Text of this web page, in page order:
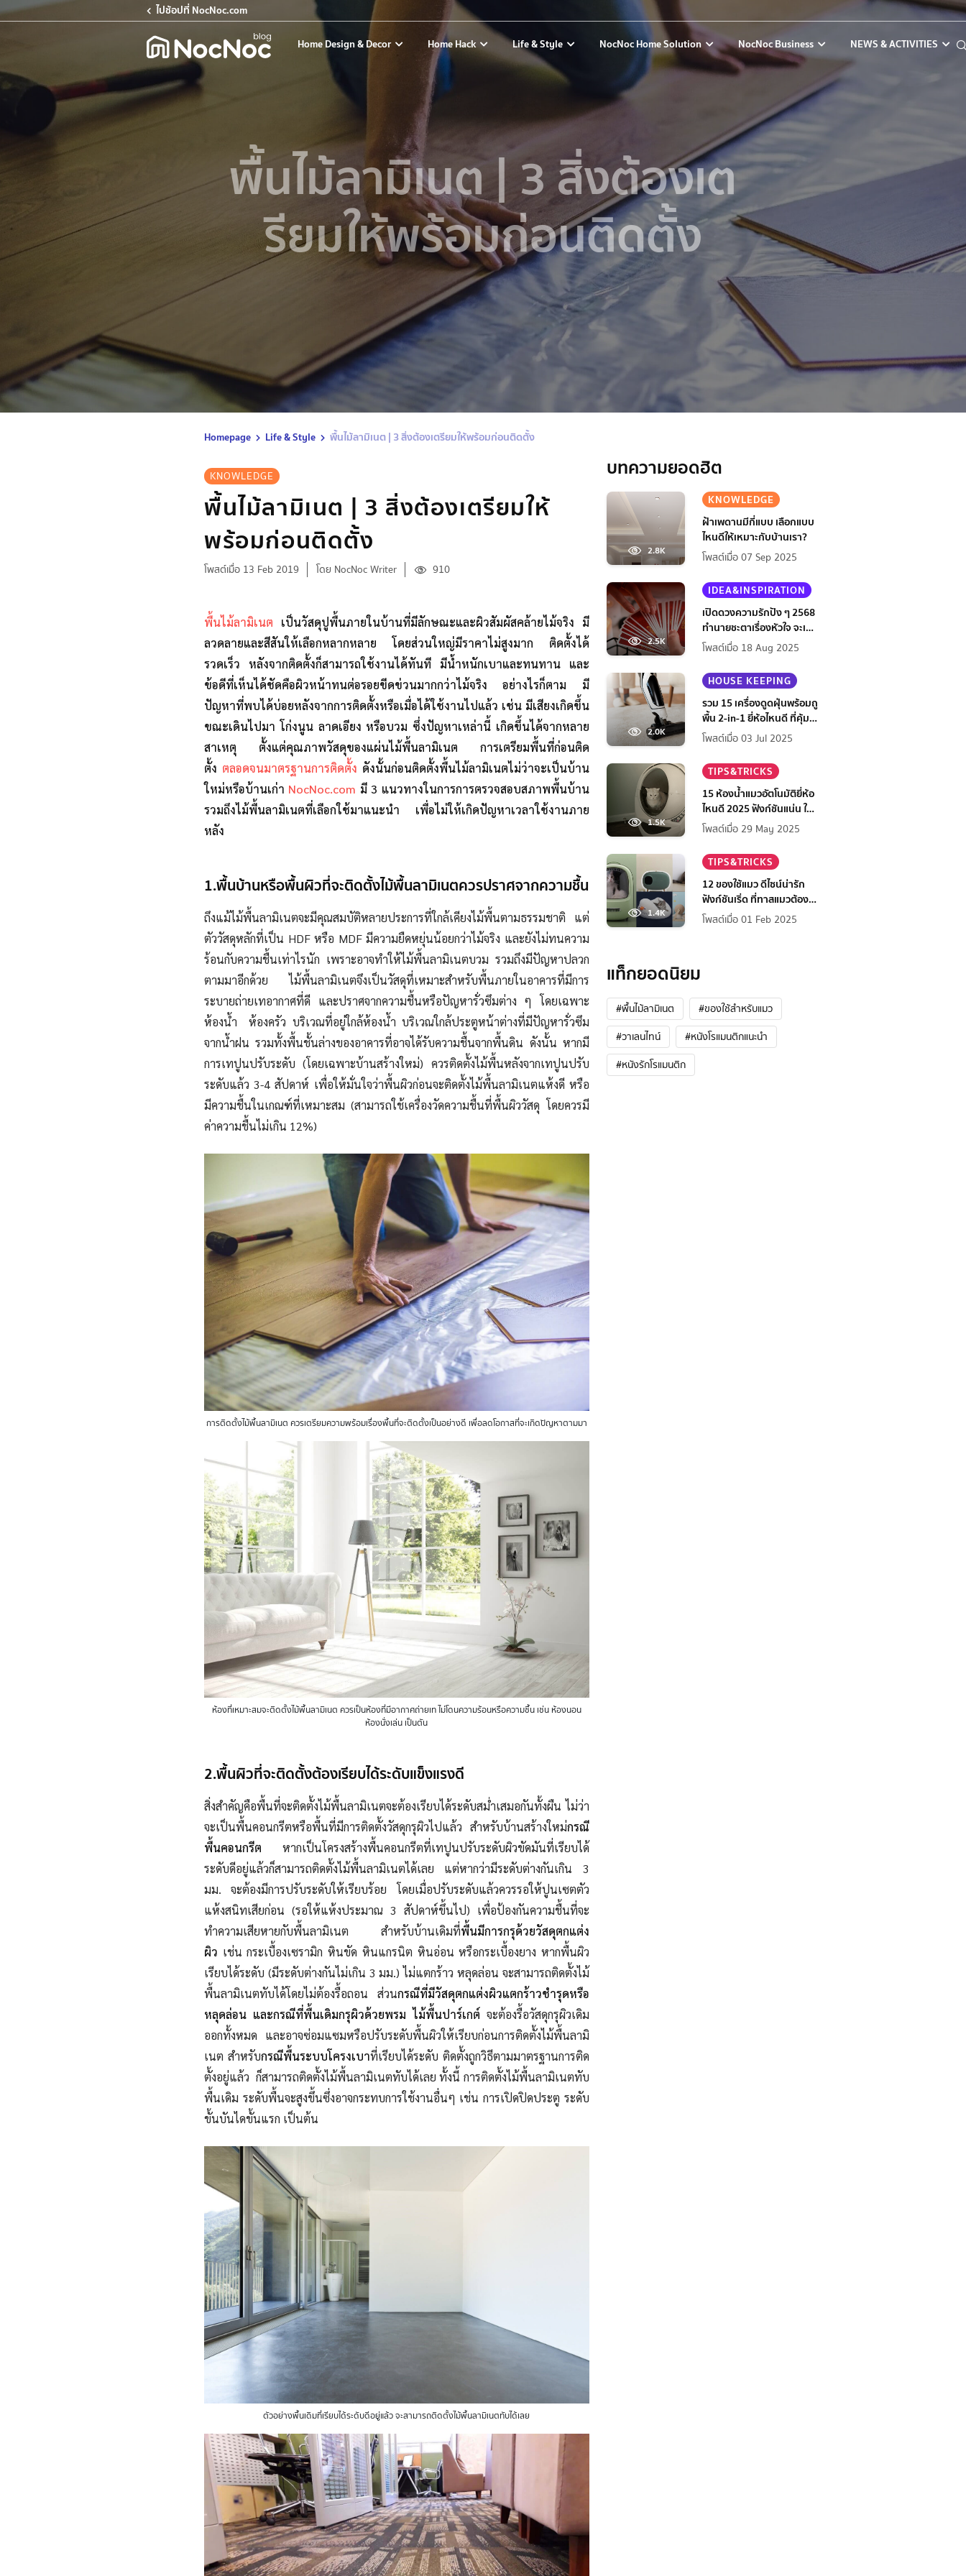
ไปช้อปที่ NocNoc.com
Home Design & Decor Home Hack Life & Style NocNoc Home Solution NocNoc Business NEWS & ACTIVITIES
พื้นไม้ลามิเนต | 3 สิ่งต้องเต
รียมให้พร้อมก่อนติดตั้ง
Homepage Life & Style พื้นไม้ลามิเนต | 3 สิ่งต้องเตรียมให้พร้อมก่อนติดตั้ง
KNOWLEDGE
พื้นไม้ลามิเนต | 3 สิ่งต้องเตรียมให้
พร้อมก่อนติดตั้ง
โพสต์เมื่อ 13 Feb 2019 โดย NocNoc Writer 910
พื้นไม้ลามิเนต เป็นวัสดุปูพื้นภายในบ้านที่มีลักษณะและผิวสัมผัสคล้ายไม้จริง มี
ลวดลายและสีสันให้เลือกหลากหลาย โดยส่วนใหญ่มีราคาไม่สูงมาก ติดตั้งได้
รวดเร็ว หลังจากติดตั้งก็สามารถใช้งานได้ทันที มีน้ำหนักเบาและทนทาน และ
ข้อดีที่เห็นได้ชัดคือผิวหน้าทนต่อรอยขีดข่วนมากกว่าไม้จริง อย่างไรก็ตาม มี
ปัญหาที่พบได้บ่อยหลังจากการติดตั้งหรือเมื่อได้ใช้งานไปแล้ว เช่น มีเสียงเกิดขึ้น
ขณะเดินไปมา โก่งนูน ลาดเอียง หรือบวม ซึ่งปัญหาเหล่านี้ เกิดขึ้นได้จากหลาย
สาเหตุ ตั้งแต่คุณภาพวัสดุของแผ่นไม้พื้นลามิเนต การเตรียมพื้นที่ก่อนติด
ตั้ง ตลอดจนมาตรฐานการติดตั้ง ดังนั้นก่อนติดตั้งพื้นไม้ลามิเนตไม่ว่าจะเป็นบ้าน
ใหม่หรือบ้านเก่า NocNoc.com มี 3 แนวทางในการการตรวจสอบสภาพพื้นบ้าน
รวมถึงไม้พื้นลามิเนตที่เลือกใช้มาแนะนำ เพื่อไม่ให้เกิดปัญหาเวลาใช้งานภาย
หลัง
1.พื้นบ้านหรือพื้นผิวที่จะติดตั้งไม้พื้นลามิเนตควรปราศจากความชื้น
ถึงแม้ไม้พื้นลามิเนตจะมีคุณสมบัติหลายประการที่ใกล้เคียงไม้พื้นตามธรรมชาติ แต่
ตัววัสดุหลักที่เป็น HDF หรือ MDF มีความยืดหยุ่นน้อยกว่าไม้จริง และยังไม่ทนความ
ร้อนกับความชื้นเท่าไรนัก เพราะอาจทำให้ไม้พื้นลามิเนตบวม รวมถึงมีปัญหาปลวก
ตามมาอีกด้วย ไม้พื้นลามิเนตจึงเป็นวัสดุที่เหมาะสำหรับพื้นภายในอาคารที่มีการ
ระบายถ่ายเทอากาศที่ดี และปราศจากความชื้นหรือปัญหารั่วซึมต่าง ๆ โดยเฉพาะ
ห้องน้ำ ห้องครัว บริเวณที่อยู่ใกล้ห้องน้ำ บริเวณใกล้ประตูหน้าต่างที่มีปัญหารั่วซึม
จากน้ำฝน รวมทั้งพื้นชั้นล่างของอาคารที่อาจได้รับความชื้นจากพื้นดิน ดังนั้น หากมี
การเทปูนปรับระดับ (โดยเฉพาะบ้านสร้างใหม่) ควรติดตั้งไม้พื้นหลังจากเทปูนปรับ
ระดับแล้ว 3-4 สัปดาห์ เพื่อให้มั่นใจว่าพื้นผิวก่อนจะติดตั้งไม้พื้นลามิเนตแห้งดี หรือ
มีความชื้นในเกณฑ์ที่เหมาะสม (สามารถใช้เครื่องวัดความชื้นที่พื้นผิววัสดุ โดยควรมี
ค่าความชื้นไม่เกิน 12%)
การติดตั้งไม้พื้นลามิเนต ควรเตรียมความพร้อมเรื่องพื้นที่จะติดตั้งเป็นอย่างดี เพื่อลดโอกาสที่จะเกิดปัญหาตามมา
ห้องที่เหมาะสมจะติดตั้งไม้พื้นลามิเนต ควรเป็นห้องที่มีอากาศถ่ายเท ไม่โดนความร้อนหรือความชื้น เช่น ห้องนอน
ห้องนั่งเล่น เป็นตัน
2.พื้นผิวที่จะติดตั้งต้องเรียบได้ระดับแข็งแรงดี
สิ่งสำคัญคือพื้นที่จะติดตั้งไม้พื้นลามิเนตจะต้องเรียบได้ระดับสม่ำเสมอกันทั้งผืน ไม่ว่า
จะเป็นพื้นคอนกรีตหรือพื้นที่มีการติดตั้งวัสดุกรุผิวไปแล้ว สำหรับบ้านสร้างใหม่กรณี
พื้นคอนกรีต หากเป็นโครงสร้างพื้นคอนกรีตที่เทปูนปรับระดับผิวขัดมันที่เรียบได้
ระดับดีอยู่แล้วก็สามารถติดตั้งไม้พื้นลามิเนตได้เลย แต่หากว่ามีระดับต่างกันเกิน 3
มม. จะต้องมีการปรับระดับให้เรียบร้อย โดยเมื่อปรับระดับแล้วควรรอให้ปูนเซตตัว
แห้งสนิทเสียก่อน (รอให้แห้งประมาณ 3 สัปดาห์ขึ้นไป) เพื่อป้องกันความชื้นที่จะ
ทำความเสียหายกับพื้นลามิเนต สำหรับบ้านเดิมที่พื้นมีการกรุด้วยวัสดุตกแต่ง
ผิว เช่น กระเบื้องเซรามิก หินขัด หินแกรนิต หินอ่อน หรือกระเบื้องยาง หากพื้นผิว
เรียบได้ระดับ (มีระดับต่างกันไม่เกิน 3 มม.) ไม่แตกร้าว หลุดล่อน จะสามารถติดตั้งไม้
พื้นลามิเนตทับได้โดยไม่ต้องรื้อถอน ส่วนกรณีที่มีวัสดุตกแต่งผิวแตกร้าวชำรุดหรือ
หลุดล่อน และกรณีที่พื้นเดิมกรุผิวด้วยพรม ไม้พื้นปาร์เกต์ จะต้องรื้อวัสดุกรุผิวเดิม
ออกทั้งหมด และอาจซ่อมแซมหรือปรับระดับพื้นผิวให้เรียบก่อนการติดตั้งไม้พื้นลามิ
เนต สำหรับกรณีพื้นระบบโครงเบาที่เรียบได้ระดับ ติดตั้งถูกวิธีตามมาตรฐานการติด
ตั้งอยู่แล้ว ก็สามารถติดตั้งไม้พื้นลามิเนตทับได้เลย ทั้งนี้ การติดตั้งไม้พื้นลามิเนตทับ
พื้นเดิม ระดับพื้นจะสูงขึ้นซึ่งอาจกระทบการใช้งานอื่นๆ เช่น การเปิดปิดประตู ระดับ
ขั้นบันไดขั้นแรก เป็นต้น
ตัวอย่างพื้นเดิมที่เรียบได้ระดับดีอยู่แล้ว จะสามารถติดตั้งไม้พื้นลามิเนตทับได้เลย
บทความยอดฮิต
2.8K
KNOWLEDGE
ฝ้าเพดานมีกี่แบบ เลือกแบบ
ไหนดีให้เหมาะกับบ้านเรา?
โพสต์เมื่อ 07 Sep 2025
2.5K
IDEA&INSPIRATION
เปิดดวงความรักปัง ๆ 2568
ทำนายชะตาเรื่องหัวใจ จะเป็น
ยังไงนะ
โพสต์เมื่อ 18 Aug 2025
2.0K
HOUSE KEEPING
รวม 15 เครื่องดูดฝุ่นพร้อมถู
พื้น 2-in-1 ยี่ห้อไหนดี ที่คุ้ม
ที่สุดในปี 2568
โพสต์เมื่อ 03 Jul 2025
1.5K
TIPS&TRICKS
15 ห้องน้ำแมวอัตโนมัติยี่ห้อ
ไหนดี 2025 ฟังก์ชันแน่น ใช้
สบาย สะอาดง่าย เจ้าของ
โพสต์เมื่อ 29 May 2025
1.4K
TIPS&TRICKS
12 ของใช้แมว ดีไซน์น่ารัก
ฟังก์ชันเริ่ด ที่ทาสแมวต้องมี
ไว้มัดใจเจ้านาย
โพสต์เมื่อ 01 Feb 2025
แท็กยอดนิยม
#พื้นไม้ลามิเนต
#ของใช้สำหรับแมว
#วาเลนไทน์
#หนังโรแมนติกแนะนํา
#หนังรักโรแมนติก